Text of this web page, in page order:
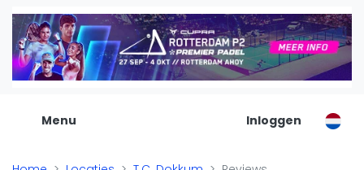
Menu
De Padel Gids
Alle padel locaties
Padelwinkels
Organisatie
Inloggen